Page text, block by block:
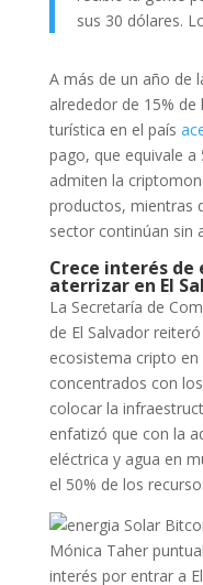
sus 30 dólares.
A más de un año de
alrededor de 15%
turística en el país
pago, que equivale
admiten la
productos, mientras
sector continúan sin
Crece interés
aterrizar en El
La Secretaría de
de El Salvador
ecosistema cripto
concentrados con
colocar la
enfatizó que con la
eléctrica y agua en
el 50% de los
Mónica Taher
interés por entrar a